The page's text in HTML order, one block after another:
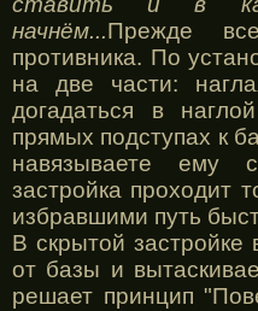
начнём...Прежде
противника. По
на две части:
догадаться в
прямых подступах к
навязываете ему
застройка проходит
избравшими путь
В скрытой
от базы и
решает принцип